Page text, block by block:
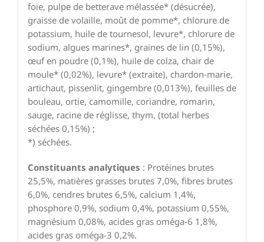
foie, pulpe de betterave mélassée* (désucrée),
graisse de volaille, moût de pomme*, chlorure de
potassium, huile de tournesol, levure*, chlorure de
sodium, algues marines*, graines de lin (0,15%),
œuf en poudre (0,1%), huile de colza, chair de
moule* (0,02%), levure* (extraite), chardon-marie,
artichaut, pissenlit, gingembre (0,013%), feuilles de
bouleau, ortie, camomille, coriandre, romarin,
sauge, racine de réglisse, thym, (total herbes
séchées 0,15%) ;
*) séchées.
Constituants analytiques : Protéines brutes
25,5%, matières grasses brutes 7,0%, fibres brutes
6,0%, cendres brutes 6,5%, calcium 1,4%,
phosphore 0,9%, sodium 0,4%, potassium 0,55%,
magnésium 0,08%, acides gras oméga-6 1,8%,
acides gras oméga-3 0,2%.